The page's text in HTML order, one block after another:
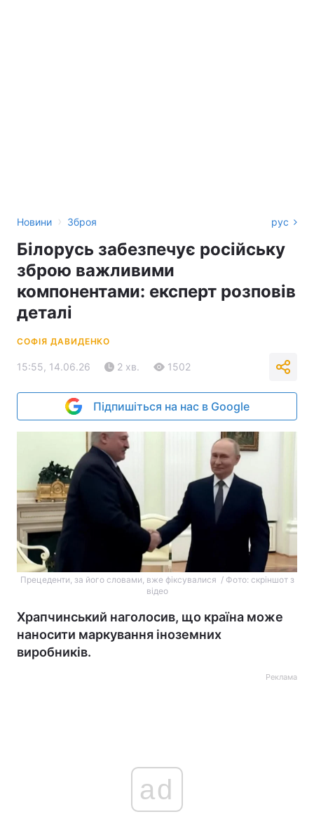
Новини › Зброя рус
Білорусь забезпечує російську
зброю важливими
компонентами: експерт розповів
деталі
СОФІЯ ДАВИДЕНКО
15:55, 14.06.26 2 хв. 1502
Підпишіться на нас в Google
Прецеденти, за його словами, вже фіксувалися / Фото: скріншот з
відео
Храпчинський наголосив, що країна може
наносити маркування іноземних
виробників.
Реклама
ad